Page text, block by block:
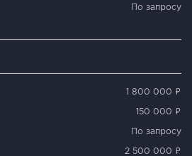
По запросу
1 800 000 ₽
150 000 ₽
По запросу
2 500 000 ₽